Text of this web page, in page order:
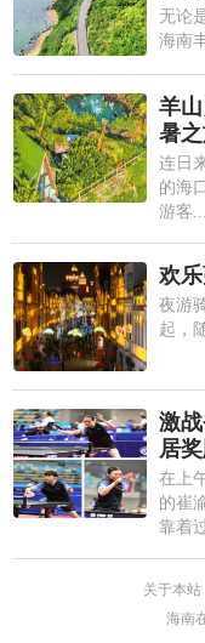
无论
海南
羊
暑
连日
的海
游客...
欢
夜游
起，
激
居
在上
的崔
靠着
关于本站
海南